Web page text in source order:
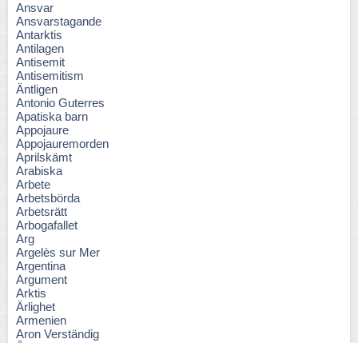
Ansvar
Ansvarstagande
Antarktis
Antilagen
Antisemit
Antisemitism
Äntligen
Antonio Guterres
Apatiska barn
Appojaure
Appojauremorden
Aprilskämt
Arabiska
Arbete
Arbetsbörda
Arbetsrätt
Arbogafallet
Arg
Argelès sur Mer
Argentina
Argument
Arktis
Ärlighet
Armenien
Aron Verständig